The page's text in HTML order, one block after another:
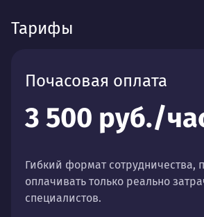
Тарифы
Почасовая оплата
3 500 руб./
Гибкий формат сотрудничества,
оплачивать только реально
специалистов.